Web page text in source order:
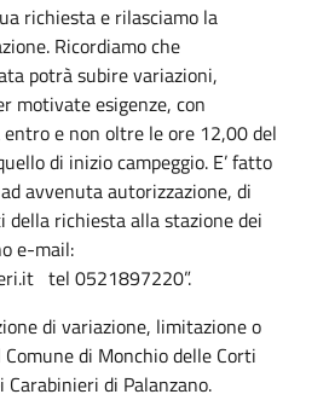
richiesta e rilasciamo la
Ricordiamo che
potrà subire variazioni,
motivate esigenze, con
e non oltre le ore 12,00 del
di inizio campeggio. E’ fatto
avvenuta autorizzazione, di
richiesta alla stazione dei
e-mail:
tel 0521897220”.
di variazione, limitazione o
di Monchio delle Corti
di Palanzano.